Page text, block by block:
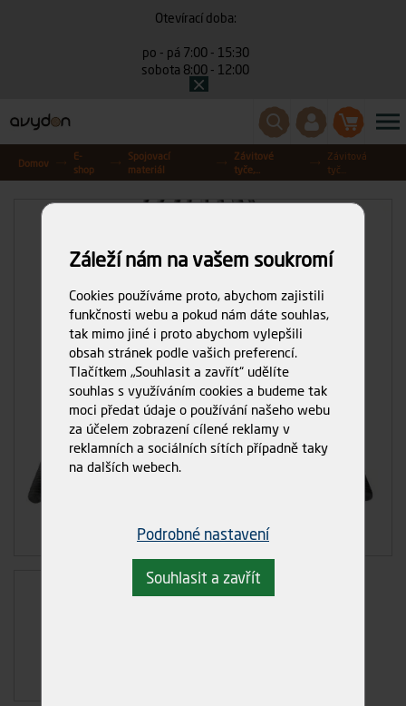
Otevírací doba:
po - pá 7:00 - 15:30
sobota 8:00 - 12:00
Domov
E-
shop
Spojovací
materiál
Závitové
tyče,...
Závitová
tyč...
Záleží nám na vašem soukromí
Cookies používáme proto, abychom zajistili
funkčnosti webu a pokud nám dáte souhlas,
tak mimo jiné i proto abychom vylepšili
obsah stránek podle vašich preferencí.
Tlačítkem „Souhlasit a zavřít“ udělíte
souhlas s využíváním cookies a budeme tak
moci předat údaje o používání našeho webu
za účelem zobrazení cílené reklamy v
reklamních a sociálních sítích případně taky
na dalších webech.
Podrobné nastavení
Souhlasit a zavřít